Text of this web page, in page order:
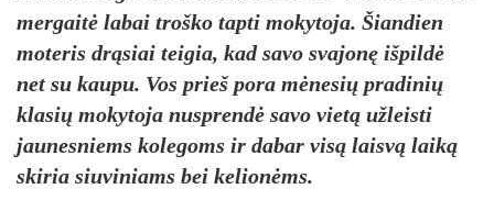
mergaitė labai troško tapti mokytoja. Šiandien
moteris drąsiai teigia, kad savo svajonę išpildė
net su kaupu. Vos prieš pora mėnesių pradinių
klasių mokytoja nusprendė savo vietą užleisti
jaunesniems kolegoms ir dabar visą laisvą laiką
skiria siuviniams bei kelionėms.